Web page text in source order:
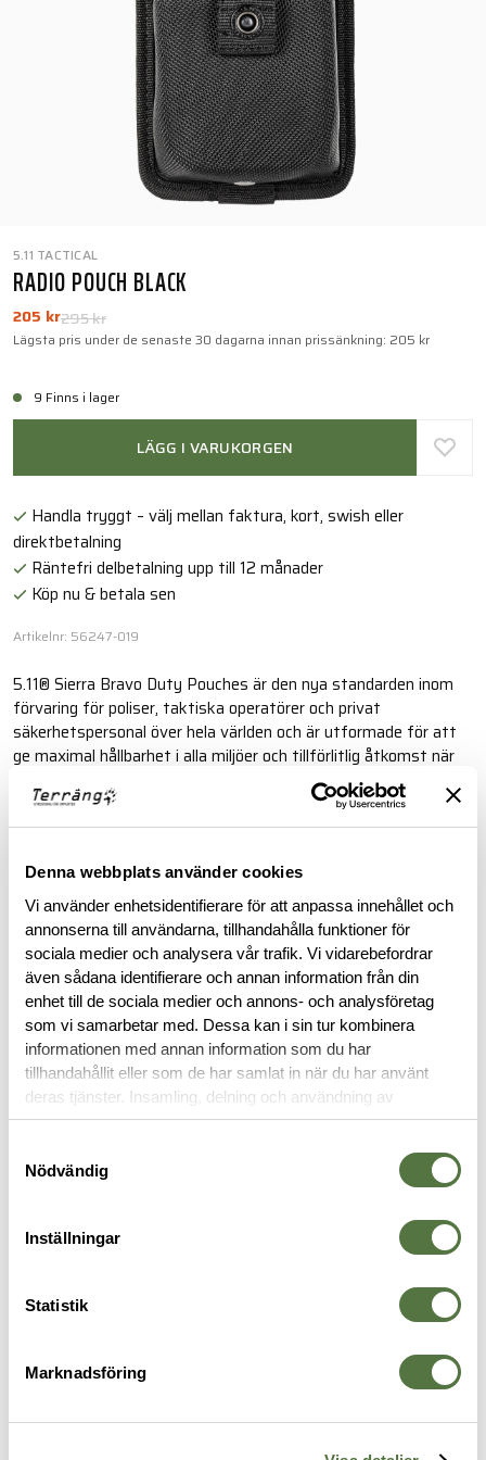
Denna webbplats använder cookies
Vi använder enhetsidentifierare för att anpassa innehållet och
annonserna till användarna, tillhandahålla funktioner för
sociala medier och analysera vår trafik. Vi vidarebefordrar
även sådana identifierare och annan information från din
enhet till de sociala medier och annons- och analysföretag
som vi samarbetar med. Dessa kan i sin tur kombinera
informationen med annan information som du har
tillhandahållit eller som de har samlat in när du har använt
deras tjänster. Insamling, delning och användning av
personuppgifter kan användas för personalisering av
Nödvändig
Inställningar
Statistik
Marknadsföring
5.11 TACTICAL
RADIO POUCH BLACK
295 kr
205 kr
Lägsta pris under de senaste 30 dagarna innan prissänkning: 205 kr
9 Finns i lager
LÄGG I VARUKORGEN
Handla tryggt – välj mellan faktura, kort, swish eller
direktbetalning
Räntefri delbetalning upp till 12 månader
Köp nu & betala sen
Artikelnr: 56247-019
5.11® Sierra Bravo Duty Pouches är den nya standarden inom
förvaring för poliser, taktiska operatörer och privat
säkerhetspersonal över hela världen och är utformade för att
ge maximal hållbarhet i alla miljöer och tillförlitlig åtkomst när
Läs mer
BESKRIVNING
RECENSIONER
OM VARUMÄRKET